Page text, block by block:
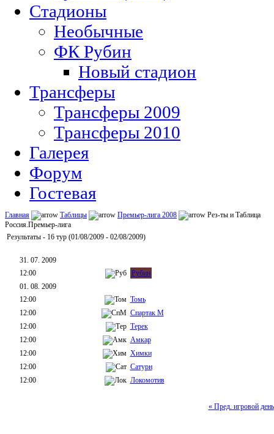
Стадионы
Необычные
ФК Рубин
Новый стадион
Трансферы
Трансферы 2009
Трансферы 2010
Галерея
Форум
Гостевая
Главная Таблицы Премьер-лига 2008
Рез-ты и Таблица
Россия.Премьер-лига
Результаты - 16 тур (01/08/2009 - 02/08/2009)
31. 07. 2009
12:00
Рубин
01. 08. 2009
12:00
Томь
12:00
Спартак М
12:00
Терек
12:00
Амкар
12:00
Химки
12:00
Сатурн
12:00
Локомотив
« Пред. игровой день